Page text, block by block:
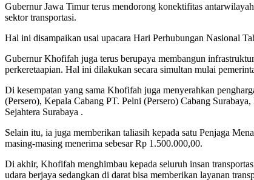
Gubernur Jawa Timur terus mendorong konektifitas
sektor transportasi.
Hal ini disampaikan usai upacara Hari Perhubungan Nasional
Gubernur Khofifah juga terus berupaya membangun
perkeretaapian. Hal ini dilakukan secara simultan mulai
Di kesempatan yang sama Khofifah juga menyerahkan
(Persero), Kepala Cabang PT. Pelni (Persero) Cabang
Sejahtera Surabaya .
Selain itu, ia juga memberikan taliasih kepada satu Penjaga
masing-masing menerima sebesar Rp 1.500.000,00.
Di akhir, Khofifah menghimbau kepada seluruh insan
udara berjaya sedangkan di darat bisa memberikan layanan